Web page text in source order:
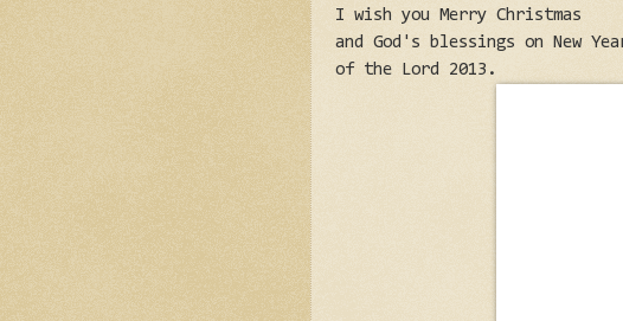
I wish you Merry Christmas
and God's blessings on New
of the Lord 2013.